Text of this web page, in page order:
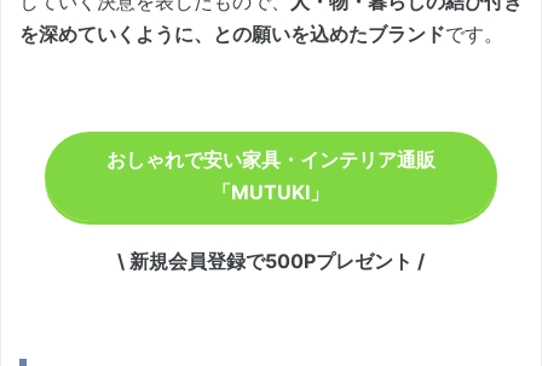
を深めていくように、との願いを込めたブランドです。
おしゃれで安い家具・インテリア通販
「MUTUKI」
\ 新規会員登録で500Pプレゼント /